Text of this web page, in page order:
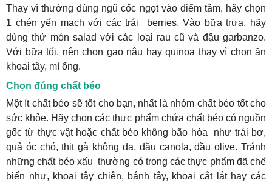
Thay vì thường dùng ngũ cốc ngọt vào điểm tâm, hãy chọn
1 chén yến mạch với các trái berries. Vào bữa trưa, hãy
dùng thử món salad với các loại rau cũ và đậu garbanzo.
Với bữa tối, nên chọn gạo nâu hay quinoa thay vì chọn ăn
khoai tây, mì ống.
Chọn đúng chất béo
Một ít chất béo sẽ tốt cho bạn, nhất là nhóm chất béo tốt cho
sức khỏe. Hãy chọn các thực phẩm chứa chất béo có nguồn
gốc từ thực vật hoặc chất béo không bão hòa như trái bơ,
quả óc chó, thịt gà không da, dầu canola, dầu olive. Tránh
những chất béo xấu thường có trong các thực phẩm đã chế
biến như, khoai tây chiên, bánh tây, khoai cắt lát hay các